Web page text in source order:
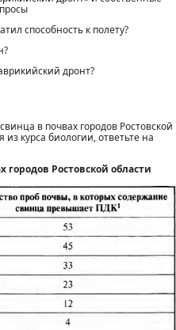
способность к полету?
дронт?
в почвах городов Ростовской
курса биологии, ответьте на
Ростовской области